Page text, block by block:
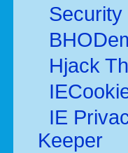
Security
Hjack
IE
Keeper